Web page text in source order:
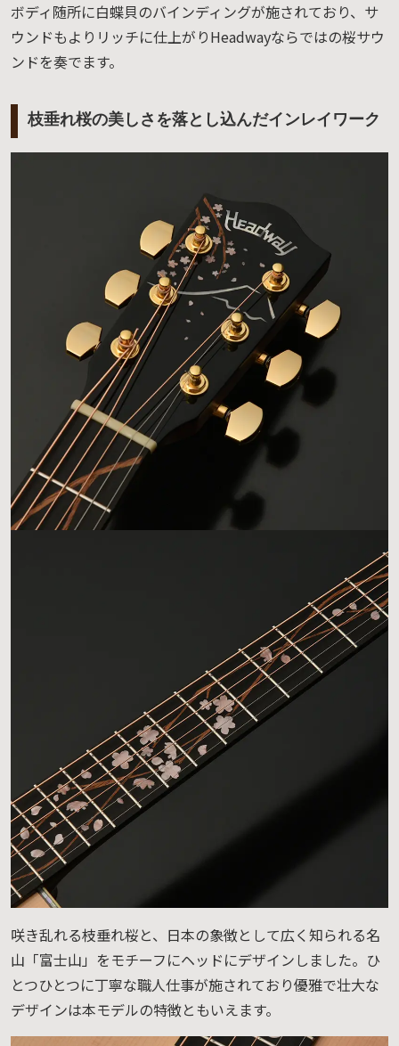
ボディ随所に白蝶貝のバインディングが施されており、サ
ウンドもよりリッチに仕上がりHeadwayならではの桜サウ
ンドを奏でます。
枝垂れ桜の美しさを落とし込んだインレイワーク
咲き乱れる枝垂れ桜と、日本の象徴として広く知られる名
山「富士山」をモチーフにヘッドにデザインしました。ひ
とつひとつに丁寧な職人仕事が施されており優雅で壮大な
デザインは本モデルの特徴ともいえます。